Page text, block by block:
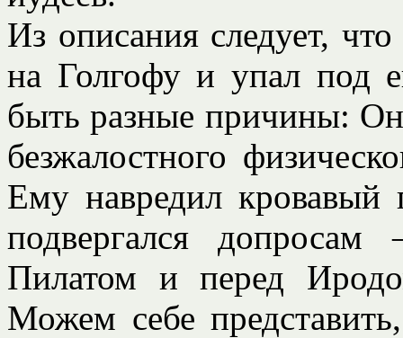
Из описания следует,
на Голгофу и упал под
быть разные причины:
безжалостного
Ему навредил
подвергался
Пилатом и перед
Можем себе